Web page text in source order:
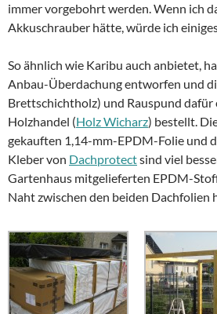
immer vorgebohrt werden. Wenn ich
Akkuschrauber hätte, würde ich
So ähnlich wie Karibu auch anbietet,
Anbau-Überdachung entworfen und
Brettschichtholz) und Rauspund
Holzhandel (Holz Wicharz) bestellt.
gekauften 1,14-mm-EPDM-Folie und
Kleber von Dachprotectsind viel
Gartenhaus mitgelieferten EPDM-
Naht zwischen den beiden Dachfolien